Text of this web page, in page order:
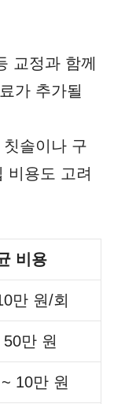
교정과 함께
가 추가될
솔이나 구
비용도 고려
비용
만 원/회
만 원
10만 원